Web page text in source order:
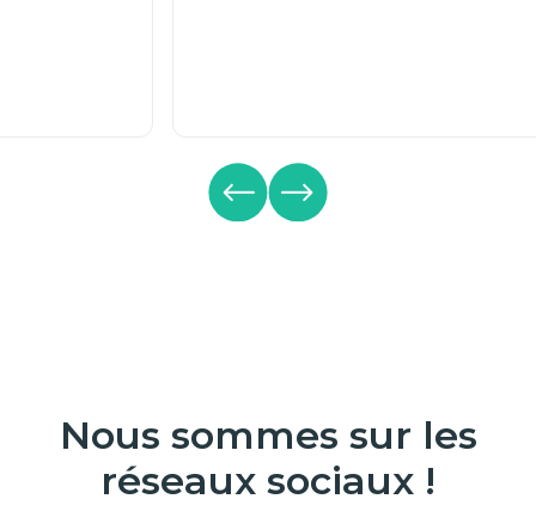
Nous sommes sur les
réseaux sociaux !